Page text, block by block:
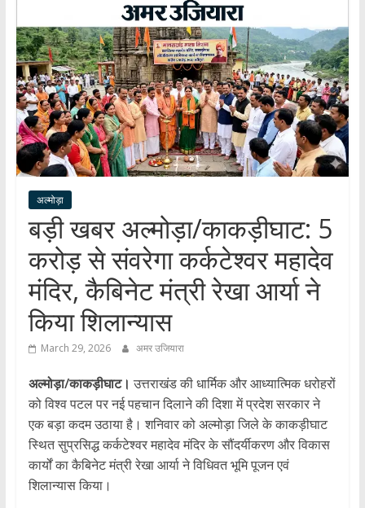
खबर
।
सच्ची
खबर
।
सबकी
खबर
अल्मोड़ा
बड़ी खबर अल्मोड़ा/काकड़ीघाट: 5
करोड़ से संवरेगा कर्कटेश्वर महादेव
मंदिर, कैबिनेट मंत्री रेखा आर्या ने
किया शिलान्यास
March 29, 2026 अमर उजियारा
अल्मोड़ा/काकड़ीघाट। उत्तराखंड की धार्मिक और आध्यात्मिक धरोहरों
को विश्व पटल पर नई पहचान दिलाने की दिशा में प्रदेश सरकार ने
एक बड़ा कदम उठाया है। शनिवार को अल्मोड़ा जिले के काकड़ीघाट
स्थित सुप्रसिद्ध कर्कटेश्वर महादेव मंदिर के सौंदर्यीकरण और विकास
कार्यों का कैबिनेट मंत्री रेखा आर्या ने विधिवत भूमि पूजन एवं
शिलान्यास किया।